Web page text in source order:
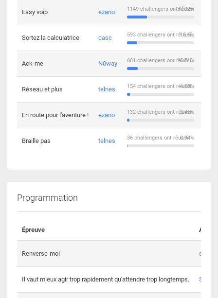
Easy voip ezano 30.02%
1149 challengers ont réussi
Sortez la calculatrice casc 15.5%
593 challengers ont réussi
Ack-me N0way 15.71%
601 challengers ont réussi
Réseau et plus telnes 4.03%
154 challengers ont réussi
En route pour l'aventure ! ezano 3.46%
132 challengers ont réussi
Braille pas telnes 0.94%
36 challengers ont réussi
Programmation
Épreuve Auteur
Renverse-moi s3th
Il vaut mieux agir trop rapidement qu'attendre trop longtemps. Spl3en